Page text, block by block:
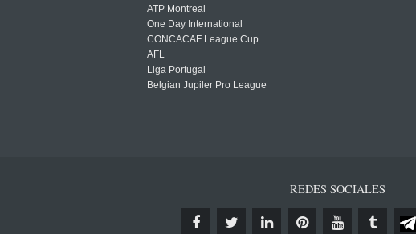
ATP Montreal
One Day International
CONCACAF League Cup
AFL
Liga Portugal
Belgian Jupiler Pro League
REDES SOCIALES